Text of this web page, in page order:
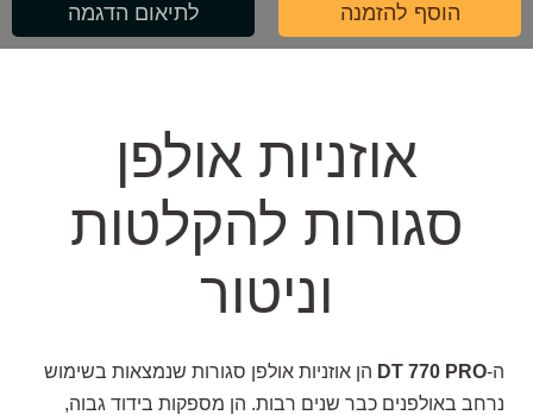
הוסף להזמנה לתיאום הדגמה
אוזניות אולפן
סגורות להקלטות
וניטור
ה-DT 770 PRO הן אוזניות אולפן סגורות שנמצאות בשימוש
נרחב באולפנים כבר שנים רבות. הן מספקות בידוד גבוה,